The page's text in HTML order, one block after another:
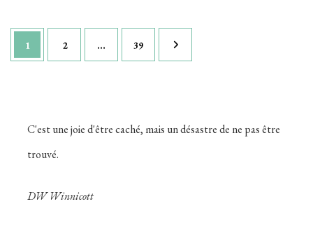
Pagination
des
Page
1 Page
2 … Page
39
C'est une joie d'être caché, mais un désastre de ne pas être
trouvé.
DW Winnicott